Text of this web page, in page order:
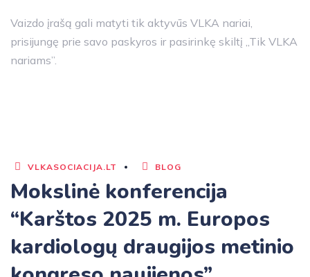
Vaizdo įrašą gali matyti tik aktyvūs VLKA nariai,
prisijungę prie savo paskyros ir pasirinkę skiltį „Tik VLKA
nariams”.
VLKASOCIACIJA.LT BLOG
Mokslinė konferencija
“Karštos 2025 m. Europos
kardiologų draugijos metinio